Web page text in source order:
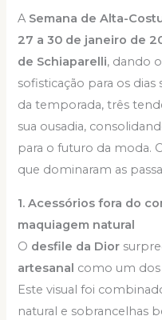
A Semana de Alta-
27 a 30 de janeiro de
de Schiaparelli, dando
sofisticação para os
da temporada, três
sua ousadia,
para o futuro da moda.
que dominaram as
1. Acessórios fora do
maquiagem natural
O desfile da Dior
artesanal como um dos
Este visual foi
natural e sobrancelhas